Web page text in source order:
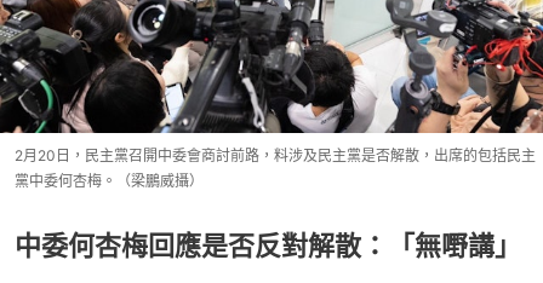
2月20日，民主黨召開中委會商討前路，料涉及民主黨是否解散，出席的包括民主
黨中委何杏梅。（梁鵬威攝）
中委何杏梅回應是否反對解散：「無嘢講」